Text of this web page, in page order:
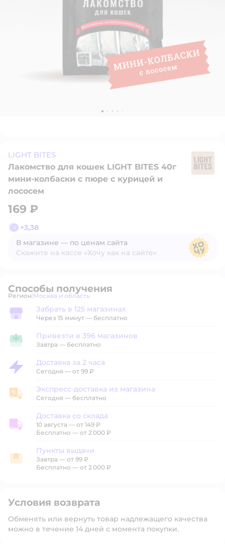
LIGHT BITES
Лакомство для кошек LIGHT BITES 40г
мини-колбаски с пюре с курицей и
лососем
169 ₽
+3,38
В магазине — по ценам сайта
Скажите на кассе «Хочу как на сайте»
Способы получения
Регион: Выбор адреса доставки.
Москва и область
Забрать в магазине
Забрать в 125 магазинах
Через 15 минут — бесплатно
Привезти в магазин
Привезти в 396 магазинов
Завтра — бесплатно
Доставка за 2 часа
Доставка за 2 часа
Сегодня — от 99 ₽
Экспресс-доставка из магазина
Экспресс-доставка из магазина
Сегодня — бесплатно
Доставка со склада
Доставка со склада
10 августа — от 149 ₽
Бесплатно — от 2 000 ₽
Пункты выдачи
Пункты выдачи
Завтра — от 99 ₽
Бесплатно — от 2 000 ₽
Условия возврата
Обменять или вернуть товар надлежащего качества
можно в течение 14 дней с момента покупки.